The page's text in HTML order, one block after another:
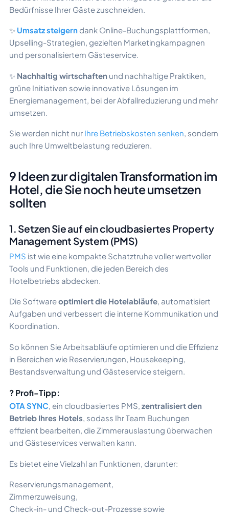
Bedürfnisse Ihrer Gäste zuschneiden.
✨ Umsatz steigern dank Online-Buchungsplattformen,
Upselling-Strategien, gezielten Marketingkampagnen
und personalisiertem Gästeservice.
✨ Nachhaltig wirtschaften und nachhaltige Praktiken,
grüne Initiativen sowie innovative Lösungen im
Energiemanagement, bei der Abfallreduzierung und mehr
umsetzen.
Sie werden nicht nur Ihre Betriebskosten senken, sondern
auch Ihre Umweltbelastung reduzieren.
9 Ideen zur digitalen Transformation im
Hotel, die Sie noch heute umsetzen
sollten
1. Setzen Sie auf ein cloudbasiertes Property
Management System (PMS)
PMS ist wie eine kompakte Schatztruhe voller wertvoller
Tools und Funktionen, die jeden Bereich des
Hotelbetriebs abdecken.
Die Softwareoptimiert die Hotelabläufe, automatisiert
Aufgaben und verbessert die interne Kommunikation und
Koordination.
So können Sie Arbeitsabläufe optimieren und die Effizienz
in Bereichen wie Reservierungen, Housekeeping,
Bestandsverwaltung und Gästeservice steigern.
? Profi-Tipp:
OTA SYNC, ein cloudbasiertes PMS, zentralisiert den
Betrieb Ihres Hotels, sodass Ihr Team Buchungen
effizient bearbeiten, die Zimmerauslastung überwachen
und Gästeservices verwalten kann.
Es bietet eine Vielzahl an Funktionen, darunter:
Reservierungsmanagement,
Zimmerzuweisung,
Check-in- und Check-out-Prozesse sowie